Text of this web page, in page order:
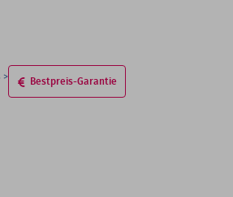
Bestpreis-Garantie